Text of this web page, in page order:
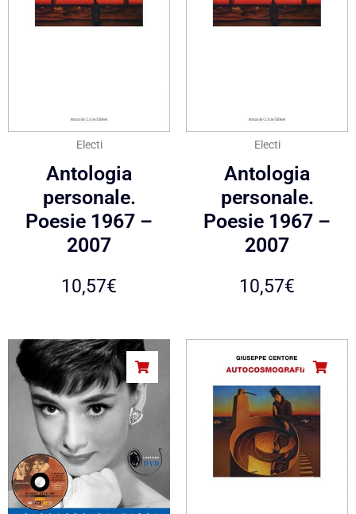
Electi
Antologia
personale.
Poesie 1967 –
2007
10,57€
Electi
Antologia
personale.
Poesie 1967 –
2007
10,57€